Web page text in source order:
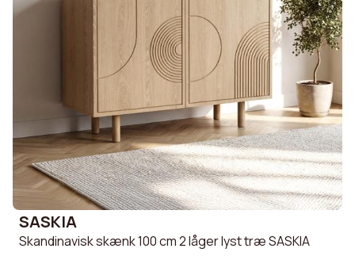
SASKIA
Skandinavisk skænk 100 cm 2 låger lyst træ SASKIA